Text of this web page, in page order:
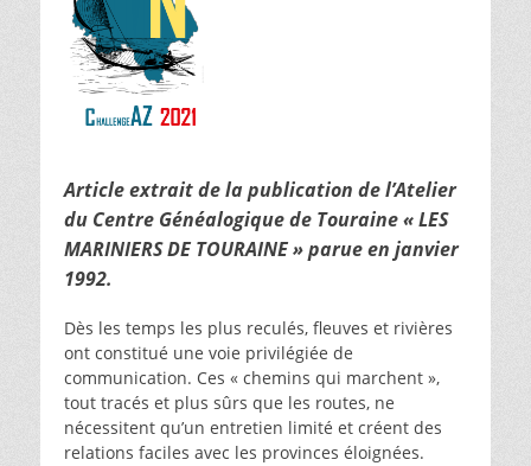
Article extrait de la publication de l’Atelier
du Centre Généalogique de Touraine «LES
MARINIERS DE TOURAINE» parue en janvier
1992.
Dès les temps les plus reculés, fleuves et rivières
ont constitué une voie privilégiée de
communication. Ces « chemins qui marchent »,
tout tracés et plus sûrs que les routes, ne
nécessitent qu’un entretien limité et créent des
relations faciles avec les provinces éloignées.